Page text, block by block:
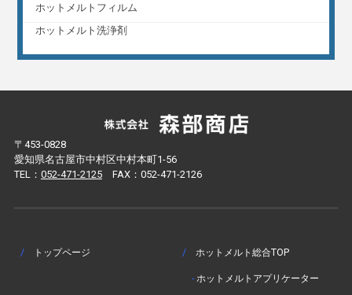
ホットメルトフィルム
ホットメルト洗浄剤
〒453-0828
愛知県名古屋市中村区中村本町1-56
TEL： 052-471-2125FAX：052-471-2126
/ トップページ / ホットメルト総合TOP
- ホットメルトアプリケーター